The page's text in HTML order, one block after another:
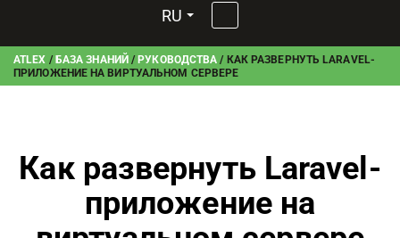
RU
ATLEX / БАЗА ЗНАНИЙ / РУКОВОДСТВА / КАК РАЗВЕРНУТЬ LARAVEL-
ПРИЛОЖЕНИЕ НА ВИРТУАЛЬНОМ СЕРВЕРЕ
Как развернуть Laravel-
приложение на